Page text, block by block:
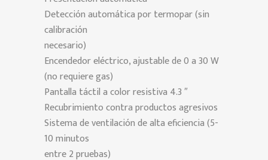
Detección automática por termopar (sin
calibración
necesario)
Encendedor eléctrico, ajustable de 0 a 30 W
(no requiere gas)
Pantalla táctil a color resistiva 4.3 ″
Recubrimiento contra productos agresivos
Sistema de ventilación de alta eficiencia (5-
10 minutos
entre 2 pruebas)